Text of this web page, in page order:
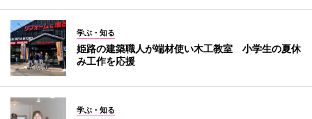
学ぶ・知る
姫路の建築職人が端材使い木工教室 小学生の夏休
み工作を応援
学ぶ・知る